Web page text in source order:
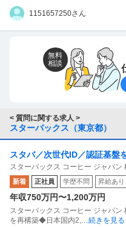
1151657250さん
無料
相談
< 質問に関する求人 >
スターバックス（東京都）
スタバ／次世代ID／認証基盤
万人の店舗従業員の業務を支
スターバックス コーヒー ジャパン
新着 正社員 学歴不問 昇給あり
年収750万円〜1,200万円
スターバックス コーヒー ジャパ
を再構築◆日本国内2,…続きを見る